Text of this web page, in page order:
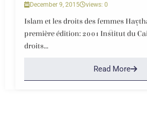
December 9, 2015 views: 0
Islam et les droits des femmes
première édition: 2001 Institut du
droits...
Read More